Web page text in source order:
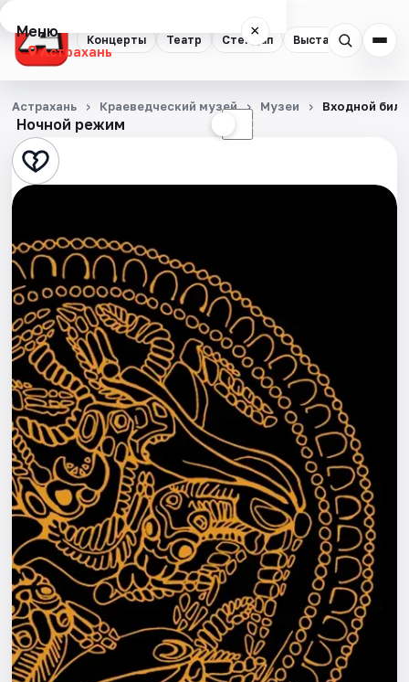
Концерты Театр Стендап Выставки
Меню ×
Астрахань
Концерты
Театр
Стендап
Квесты
Экскурсии
Спорт
События
Города
Площадки
Артисты
Рейтинги
Ночной режим ☾
Астрахань Краеведческий музей Музеи Входной